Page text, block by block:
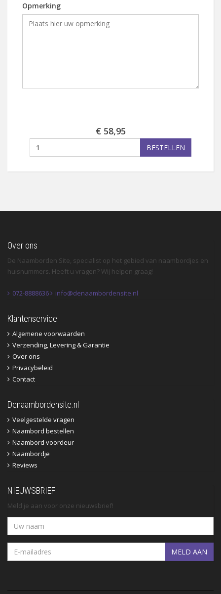
Opmerking
€ 58,95
BESTELLEN
Over ons
De Naamborden Site, specialist op het gebied van naambordjes en
huisnummers. Heeft u vragen? Wij helpen graag!
072-8888636 info@denaambordensite.nl
Klantenservice
Algemene voorwaarden
Verzending, Levering & Garantie
Over ons
Privacybeleid
Contact
Denaambordensite.nl
Veelgestelde vragen
Naambord bestellen
Naambord voordeur
Naambordje
Reviews
NIEUWSBRIEF
Meld je aan voor onze nieuwsbrief!
MELD AAN